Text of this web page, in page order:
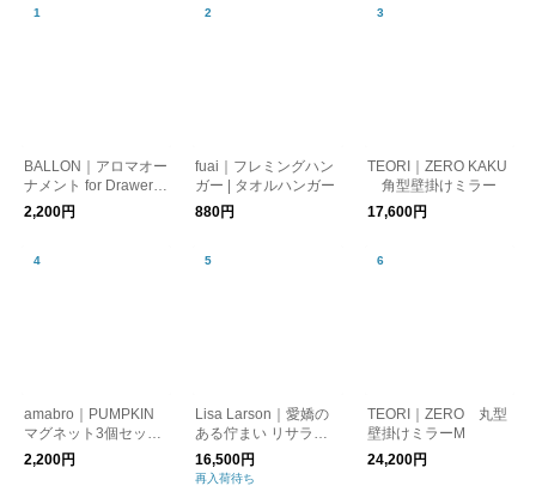
BALLON｜アロマオー
ナメント for Drawer D
AIFUKU Face A
2,200円
fuai｜フレミングハン
ガー | タオルハンガー
880円
TEORI｜ZERO KAKU
角型壁掛けミラー
17,600円
amabro｜PUMPKIN
マグネット3個セット
【インテリア小物】
2,200円
Lisa Larson｜愛嬌の
ある佇まい リサラー
ソン ディエチキャッ
ト
16,500円
再入荷待ち
TEORI｜ZERO 丸型
壁掛けミラーM
24,200円